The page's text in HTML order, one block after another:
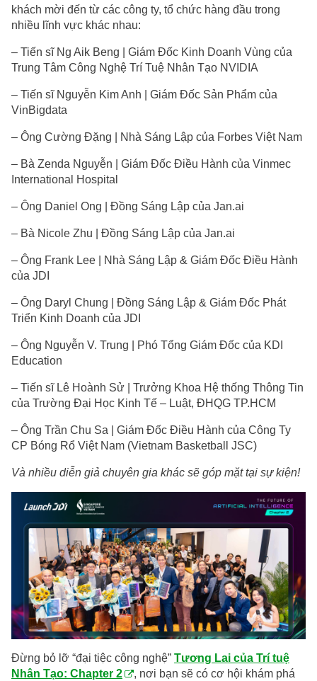
khách mời đến từ các công ty, tổ chức hàng đầu trong
nhiều lĩnh vực khác nhau:
– Tiến sĩ Ng Aik Beng | Giám Đốc Kinh Doanh Vùng của
Trung Tâm Công Nghệ Trí Tuệ Nhân Tạo NVIDIA
– Tiến sĩ Nguyễn Kim Anh | Giám Đốc Sản Phẩm của
VinBigdata
– Ông Cường Đặng | Nhà Sáng Lập của Forbes Việt Nam
– Bà Zenda Nguyễn | Giám Đốc Điều Hành của Vinmec
International Hospital
– Ông Daniel Ong | Đồng Sáng Lập của Jan.ai
– Bà Nicole Zhu | Đồng Sáng Lập của Jan.ai
– Ông Frank Lee | Nhà Sáng Lập & Giám Đốc Điều Hành
của JDI
– Ông Daryl Chung | Đồng Sáng Lập & Giám Đốc Phát
Triển Kinh Doanh của JDI
– Ông Nguyễn V. Trung | Phó Tổng Giám Đốc của KDI
Education
– Tiến sĩ Lê Hoành Sử | Trưởng Khoa Hệ thống Thông Tin
của Trường Đại Học Kinh Tế – Luật, ĐHQG TP.HCM
– Ông Trần Chu Sa | Giám Đốc Điều Hành của Công Ty
CP Bóng Rổ Việt Nam (Vietnam Basketball JSC)
Và nhiều diễn giả chuyên gia khác sẽ góp mặt tại sự kiện!
Đừng bỏ lỡ “đại tiệc công nghệ” Tương Lai của Trí tuệ
Nhân Tạo: Chapter 2
, nơi bạn sẽ có cơ hội khám phá